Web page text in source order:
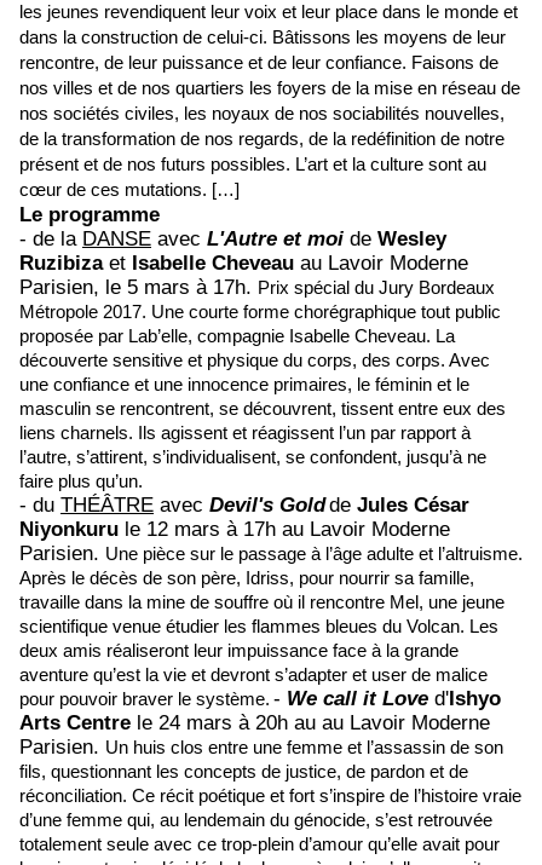
les jeunes revendiquent leur voix et leur place dans le monde et
dans la construction de celui-ci. Bâtissons les moyens de leur
rencontre, de leur puissance et de leur confiance. Faisons de
nos villes et de nos quartiers les foyers de la mise en réseau de
nos sociétés civiles, les noyaux de nos sociabilités nouvelles,
de la transformation de nos regards, de la redéfinition de notre
présent et de nos futurs possibles. L’art et la culture sont au
cœur de ces mutations. […]
Le programme
- de la DANSE avec L'Autre et moi de Wesley
Ruzibiza et Isabelle Cheveau au Lavoir Moderne
Parisien, l e 5 mars à 17h. Prix spécial du Jury Bordeaux
Métropole 2017. Une courte forme chorégraphique tout public
proposée par Lab’elle, compagnie Isabelle Cheveau. La
découverte sensitive et physique du corps, des corps. Avec
une confiance et une innocence primaires, le féminin et le
masculin se rencontrent, se découvrent, tissent entre eux des
liens charnels. Ils agissent et réagissent l’un par rapport à
l’autre, s’attirent, s’individualisent, se confondent, jusqu’à ne
faire plus qu’un.
- du THÉÂTRE avec Devil's Goldde Jules César
Niyonkuru le 12 mars à 17h au Lavoir Moderne
Parisien. Une pièce sur le passage à l’âge adulte et l’altruisme.
Après le décès de son père, Idriss, pour nourrir sa famille,
travaille dans la mine de souffre où il rencontre Mel, une jeune
scientifique venue étudier les flammes bleues du Volcan. Les
deux amis réaliseront leur impuissance face à la grande
aventure qu’est la vie et devront s’adapter et user de malice
pour pouvoir braver le système. - We call it Love d' Ishyo
Arts Centre le 24 mars à 20h au au Lavoir Moderne
Parisien. Un huis clos entre une femme et l’assassin de son
fils, questionnant les concepts de justice, de pardon et de
réconciliation. Ce récit poétique et fort s’inspire de l’histoire vraie
d’une femme qui, au lendemain du génocide, s’est retrouvée
totalement seule avec ce trop-plein d’amour qu’elle avait pour